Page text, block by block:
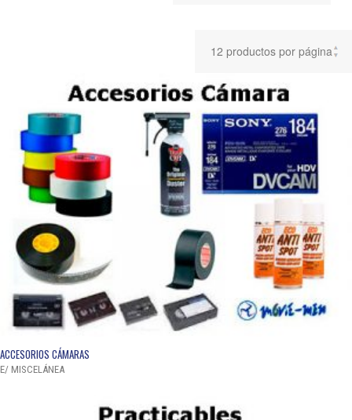
ACCESORIOS CÁMARAS
E/ MISCELÁNEA